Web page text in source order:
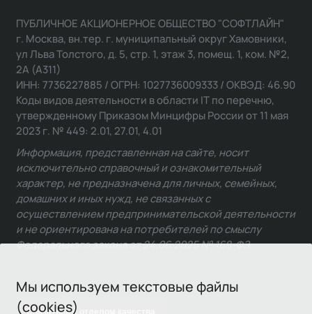
Мы используем текстовые файлы
(cookies)
Связаться с отделом качества
ПУБЛИЧНОЕ АКЦИОНЕРНОЕ ОБЩЕСТВО "СОФТЛАЙН"
г. Москва, вн.тер. г. муниципальный округ Хамовники,
ул Льва Толстого, д. 5, стр. 1, этаж 3, помещ. 1, ком. №2,
2А (А311)
ИНН: 7736227885 / ОГРН: 1027736009333 / ОКВЭД: 46.90
Коды видов деятельности в области IT по перечню,
утвержденному Приказом Минцифры России от 11 мая
2023 г. № 449: 2.01, 27.01, 4.01
Информация, представленная на сайте, носит
исключительно справочный и ознакомительный
характер, не предназначена для личных, семейных,
домашних и иных нужд, не связанных с
осуществлением предпринимательской деятельности
и не ориентирована на потребителей по смыслу
Федерального закона от 24.06.2025 № 168-ФЗ.